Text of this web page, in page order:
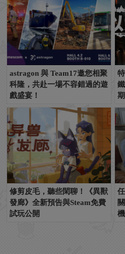
astragon 與 Team17邀您相聚
科隆，共赴一場不容錯過的遊
戲盛宴！
修剪皮毛，聽些閑聊！《異獸
發廊》全新預告與Steam免費
試玩公開